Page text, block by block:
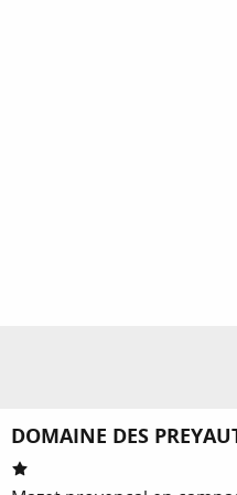
DOMAINE DES